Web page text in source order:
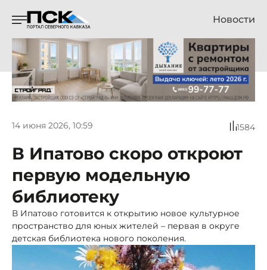
Новости
14 июня 2026, 10:59 1584
В Ипатово скоро откроют
первую модельную
библиотеку
В Ипатово готовится к открытию новое культурное
пространство для юных жителей – первая в округе
детская библиотека нового поколения.